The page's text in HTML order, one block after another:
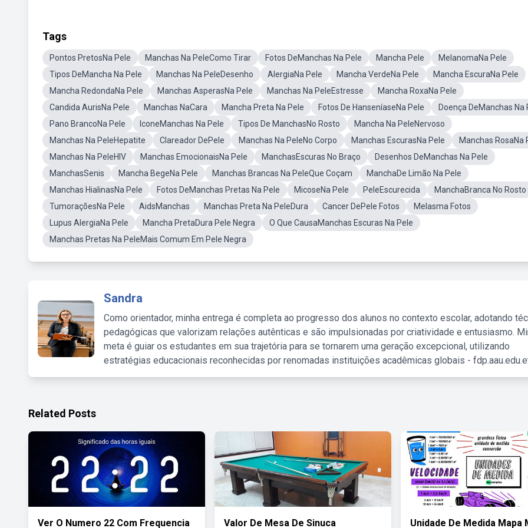
Tags
Pontos PretosNa Pele Manchas Na PeleComo Tirar Fotos DeManchas Na Pele Mancha Pele
MelanomaNa Pele
Tipos DeMancha Na Pele
Manchas Na PeleDesenho AlergiaNa Pele Mancha VerdeNa Pele
Mancha EscuraNa Pele
Mancha RedondaNa Pele
Manchas AsperasNa Pele Manchas Na PeleEstresse
Mancha RoxaNa Pele
Candida AurisNa Pele
Manchas NaCara Mancha Preta Na Pele Fotos De HanseníaseNa Pele
Doença DeManchas Na
Pano BrancoNa Pele
IconeManchas Na Pele Tipos De ManchasNo Rosto
Mancha Na PeleNervoso
Manchas Na PeleHepatite
Clareador DePele Manchas Na PeleNo Corpo Manchas EscurasNa Pele
Manchas RosaNa
Manchas Na PeleHIV
Manchas EmocionaisNa Pele ManchasEscuras No Braço
Desenhos DeManchas Na Pele
ManchasSenis
Mancha BegeNa Pele Manchas Brancas Na PeleQue Coçam
ManchaDe Limão Na Pele
Manchas HialinasNa Pele
Fotos DeManchas Pretas Na Pele MicoseNa Pele PeleEscurecida
ManchaBranca No Rosto
TumoraçõesNa Pele
AidsManchas Manchas Preta Na PeleDura Cancer DePele Fotos
Melasma Fotos
Lupus AlergiaNa Pele
Mancha PretaDura Pele Negra
O Que CausaManchas Escuras Na Pele
Manchas Pretas Na PeleMais Comum Em Pele Negra
Sandra
Como orientador, minha entrega é completa ao progresso dos alunos no contexto escolar, adotando
pedagógicas que valorizam relações autênticas e são impulsionadas por criatividade e entusiasmo.
meta é guiar os estudantes em sua trajetória para se tornarem uma geração excepcional, utilizando
estratégias educacionais reconhecidas por renomadas instituições acadêmicas globais -
Related Posts
Ver O Numero 22 Com Frequencia Valor De Mesa De Sinuca Unidade De Medida Mapa